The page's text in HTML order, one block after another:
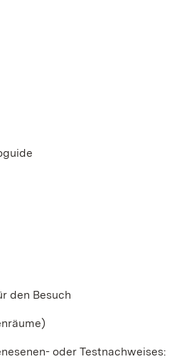
den Besuch
oder Testnachweises: